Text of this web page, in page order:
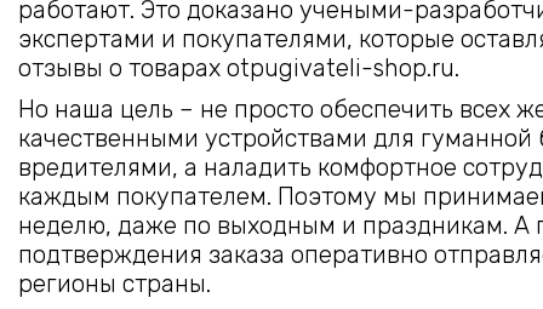
работают. Это доказано учеными-
экспертами и покупателями, которые
отзывы о товарах otpugivateli-shop.ru.
Но наша цель – не просто обеспечить всех
качественными устройствами для гуманной
вредителями, а наладить комфортное
каждым покупателем. Поэтому мы
неделю, даже по выходным и праздникам. А
подтверждения заказа оперативно
регионы страны.